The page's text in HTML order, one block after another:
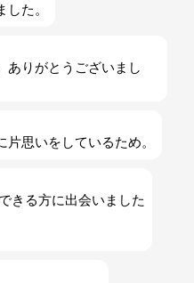
た。
ありがとうございまし
思いをしているため。
きる方に出会いました